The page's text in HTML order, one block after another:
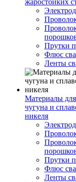
жаростойких
Прутки
Флюс
Ленты
Материалы
чугуна и
никеля
Прутки
Флюс
Ленты